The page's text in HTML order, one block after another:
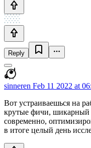
Reply
sinneren Feb 11 2022 at
Вот устраиваешься на
крутые фичи, шикарный
современно,
в итоге целый день